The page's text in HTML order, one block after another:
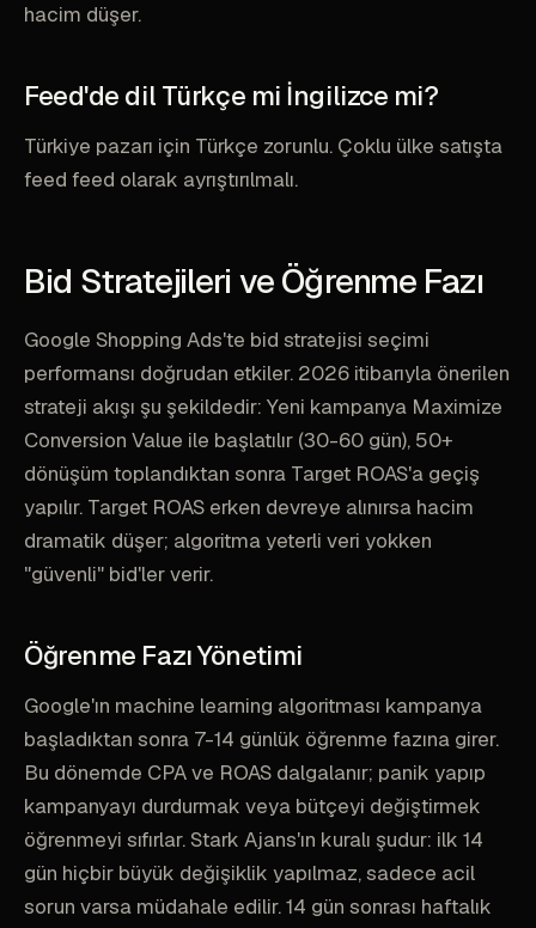
hacim düşer.
Feed'de dil Türkçe mi İngilizce mi?
Türkiye pazarı için Türkçe zorunlu. Çoklu ülke satışta
feed feed olarak ayrıştırılmalı.
Bid Stratejileri ve Öğrenme Fazı
Google Shopping Ads'te bid stratejisi seçimi
performansı doğrudan etkiler. 2026 itibarıyla önerilen
strateji akışı şu şekildedir: Yeni kampanya Maximize
Conversion Value ile başlatılır (30-60 gün), 50+
dönüşüm toplandıktan sonra Target ROAS'a geçiş
yapılır. Target ROAS erken devreye alınırsa hacim
dramatik düşer; algoritma yeterli veri yokken
"güvenli" bid'ler verir.
Öğrenme Fazı Yönetimi
Google'ın machine learning algoritması kampanya
başladıktan sonra 7-14 günlük öğrenme fazına girer.
Bu dönemde CPA ve ROAS dalgalanır; panik yapıp
kampanyayı durdurmak veya bütçeyi değiştirmek
öğrenmeyi sıfırlar. Stark Ajans'ın kuralı şudur: ilk 14
gün hiçbir büyük değişiklik yapılmaz, sadece acil
sorun varsa müdahale edilir. 14 gün sonrası haftalık